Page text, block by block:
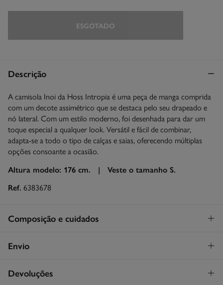
ESGOTADO
Descrição
A camisola Inoi da Hoss Intropia é uma peça de manga comprida
com um decote assimétrico que se destaca pelo seu drapeado e
nó lateral. Com um estilo moderno, foi desenhada para dar um
toque especial a qualquer look. Versátil e fácil de combinar,
adapta-se a todo o tipo de calças e saias, oferecendo múltiplas
opções consoante a ocasião.
Altura modelo: 176 cm. | Veste o tamanho S.
Ref. 6383678
Composição e cuidados
Composição
Cuidados
Envio
STANDARD
Devoluções